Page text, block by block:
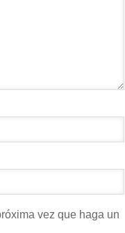
vez que haga un